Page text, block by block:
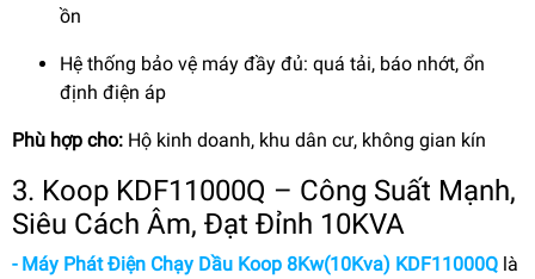
ồn
Hệ thống bảo vệ máy đầy đủ: quá tải, báo nhớt, ổn
định điện áp
Phù hợp cho: Hộ kinh doanh, khu dân cư, không gian kín
3. Koop KDF11000Q – Công Suất Mạnh,
Siêu Cách Âm, Đạt Đỉnh 10KVA
- Máy Phát Điện Chạy Dầu Koop 8Kw(10Kva) KDF11000Q là